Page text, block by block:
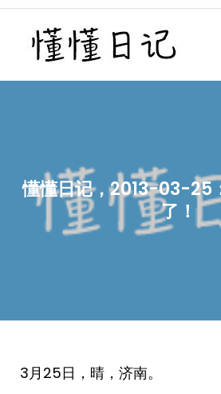
Skip
content
懂
懂懂日记，2013-03-25
了！
3月25日，晴，济南。